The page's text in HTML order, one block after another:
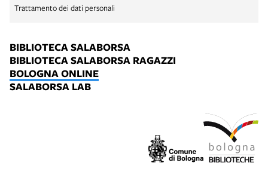
Trattamento dei dati personali
BIBLIOTECA SALABORSA
BIBLIOTECA SALABORSA RAGAZZI
BOLOGNA ONLINE
SALABORSA LAB